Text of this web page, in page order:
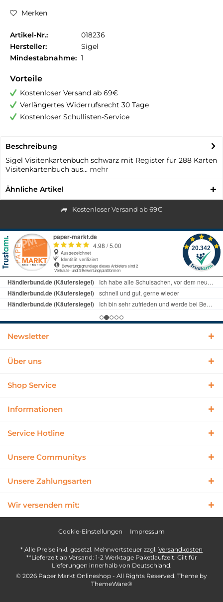
Merken
Artikel-Nr.:
018236
Hersteller:
Sigel
Mindestabnahme: 1
Vorteile
Kostenloser Versand ab 69€
Verlängertes Widerrufsrecht 30 Tage
Kostenloser Schullisten-Service
Beschreibung
Sigel Visitenkartenbuch schwarz mit Register für 288 Karten
Visitenkartenbuch aus... mehr
Ähnliche Artikel
Kostenloser Versand ab 69€
Newsletter
Über uns
Shop Service
Informationen
Service Hotline
Unsere Communitys
Unsere Zahlungsarten
Wir versenden mit:
Cookie-Einstellungen Impressum
* Alle Preise inkl. gesetzl. Mehrwertsteuer zzgl. Versandkosten
**Lieferzeit ab Versand: 1-2 Werktage Paketlaufzeit. Gilt für
Lieferungen innerhalb von Deutschland.
© 2026 Paper Markt Onlineshop - All Rights Reserved. Theme by
ThemeWare®